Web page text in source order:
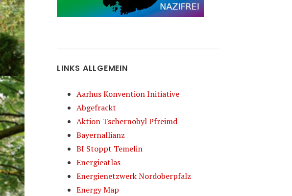
LINKS ALLGEMEIN
Aarhus Konvention Initiative
Abgefrackt
Aktion Tschernobyl Pfreimd
Bayernallianz
BI Stoppt Temelin
Energieatlas
Energienetzwerk Nordoberpfalz
Energy Map